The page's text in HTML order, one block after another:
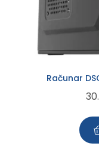
Računar